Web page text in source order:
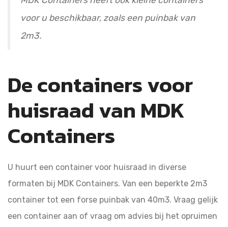
voor u beschikbaar, zoals een puinbak van
2m3.
De containers voor
huisraad van MDK
Containers
U huurt een container voor huisraad in diverse
formaten bij MDK Containers. Van een beperkte 2m3
container tot een forse puinbak van 40m3. Vraag gelijk
een container aan of vraag om advies bij het opruimen